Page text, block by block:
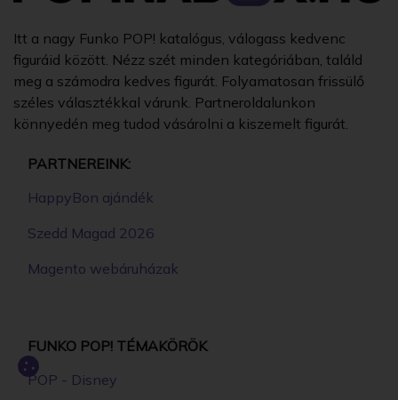
Itt a nagy Funko POP! katalógus, válogass kedvenc
figuráid között. Nézz szét minden kategóriában, találd
meg a számodra kedves figurát. Folyamatosan frissülő
széles választékkal várunk. Partneroldalunkon
könnyedén meg tudod vásárolni a kiszemelt figurát.
PARTNEREINK:
HappyBon ajándék
Szedd Magad 2026
Magento webáruházak
FUNKO POP! TÉMAKÖRÖK
POP - Disney